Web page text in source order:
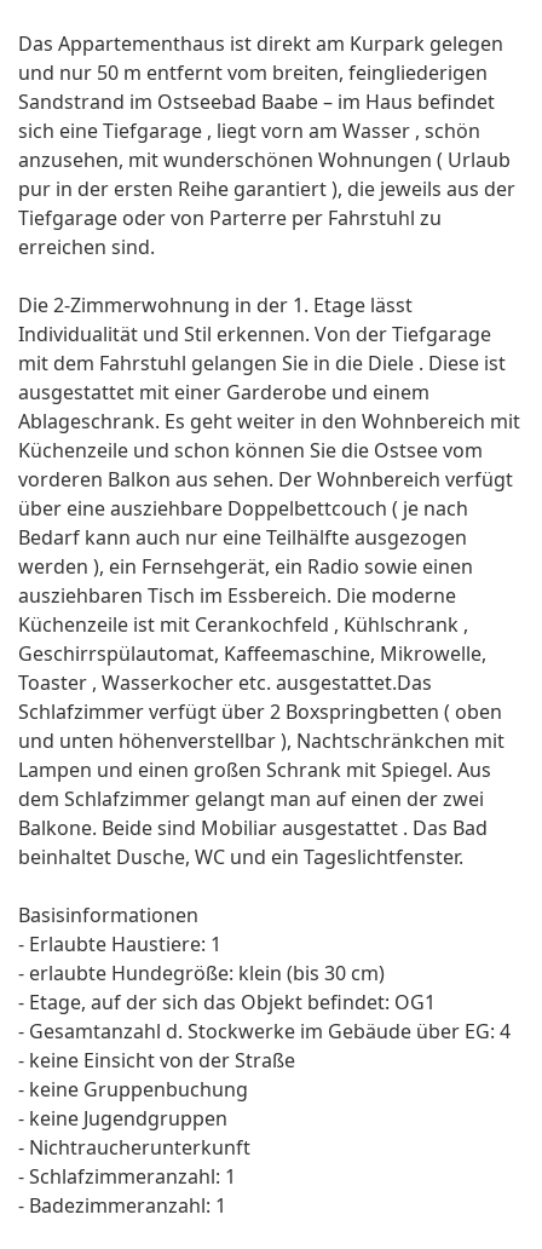
Das Appartementhaus ist direkt am Kurpark gelegen
und nur 50 m entfernt vom breiten, feingliederigen
Sandstrand im Ostseebad Baabe – im Haus befindet
sich eine Tiefgarage , liegt vorn am Wasser , schön
anzusehen, mit wunderschönen Wohnungen ( Urlaub
pur in der ersten Reihe garantiert ), die jeweils aus der
Tiefgarage oder von Parterre per Fahrstuhl zu
erreichen sind.
Die 2-Zimmerwohnung in der 1. Etage lässt
Individualität und Stil erkennen. Von der Tiefgarage
mit dem Fahrstuhl gelangen Sie in die Diele . Diese ist
ausgestattet mit einer Garderobe und einem
Ablageschrank. Es geht weiter in den Wohnbereich mit
Küchenzeile und schon können Sie die Ostsee vom
vorderen Balkon aus sehen. Der Wohnbereich verfügt
über eine ausziehbare Doppelbettcouch ( je nach
Bedarf kann auch nur eine Teilhälfte ausgezogen
werden ), ein Fernsehgerät, ein Radio sowie einen
ausziehbaren Tisch im Essbereich. Die moderne
Küchenzeile ist mit Cerankochfeld , Kühlschrank ,
Geschirrspülautomat, Kaffeemaschine, Mikrowelle,
Toaster , Wasserkocher etc. ausgestattet.Das
Schlafzimmer verfügt über 2 Boxspringbetten ( oben
und unten höhenverstellbar ), Nachtschränkchen mit
Lampen und einen großen Schrank mit Spiegel. Aus
dem Schlafzimmer gelangt man auf einen der zwei
Balkone. Beide sind Mobiliar ausgestattet . Das Bad
beinhaltet Dusche, WC und ein Tageslichtfenster.
Basisinformationen
- Erlaubte Haustiere: 1
- erlaubte Hundegröße: klein (bis 30 cm)
- Etage, auf der sich das Objekt befindet: OG1
- Gesamtanzahl d. Stockwerke im Gebäude über EG: 4
- keine Einsicht von der Straße
- keine Gruppenbuchung
- keine Jugendgruppen
- Nichtraucherunterkunft
- Schlafzimmeranzahl: 1
- Badezimmeranzahl: 1